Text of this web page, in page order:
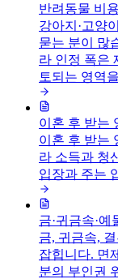
반려동물 비
강아지·고양
묻는 분이 많
라 인정 폭은
토되는 영역
이혼 후 받는
이혼 후 받는
라 소득과 청
입장과 주는
금·귀금속·
금, 귀금속,
잡힙니다. 면
분의 부인권